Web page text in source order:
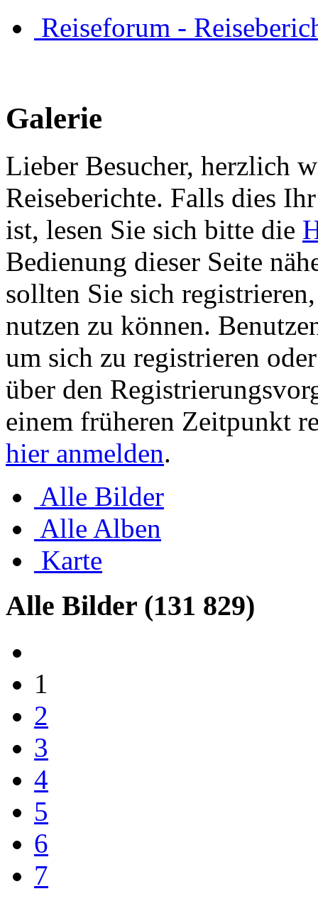
Reiseforum -
Galerie
Lieber Besucher, herzlich
Reiseberichte. Falls dies
ist, lesen Sie sich bitte die
Bedienung dieser Seite
sollten Sie sich
nutzen zu können.
um sich zu registrieren
über den
einem früheren Zeitpunkt
hier anmelden.
Alle Bilder
Alle Alben
Karte
Alle Bilder (131 829)
1
2
3
4
5
6
7